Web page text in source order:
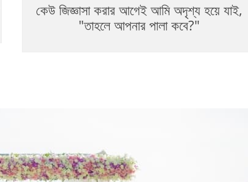
কেউ জিজ্ঞাসা করার আগেই আমি অদৃশ্য হয়ে যাই,
"তাহলে আপনার পালা কবে?"